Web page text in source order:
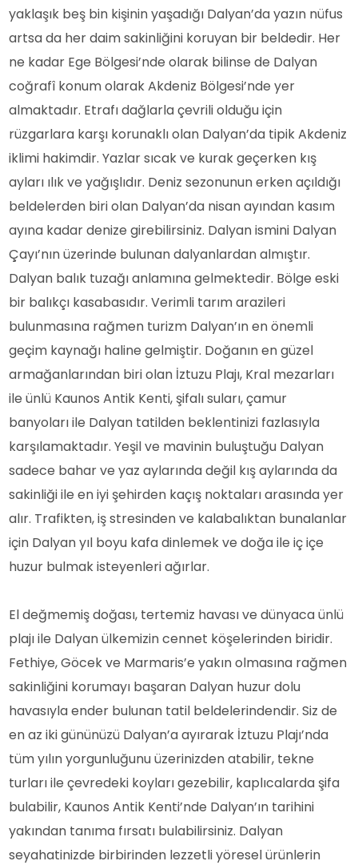
yaklaşık beş bin kişinin yaşadığı Dalyan’da yazın nüfus
artsa da her daim sakinliğini koruyan bir beldedir. Her
ne kadar Ege Bölgesi’nde olarak bilinse de Dalyan
coğrafî konum olarak Akdeniz Bölgesi’nde yer
almaktadır. Etrafı dağlarla çevrili olduğu için
rüzgarlara karşı korunaklı olan Dalyan’da tipik Akdeniz
iklimi hakimdir. Yazlar sıcak ve kurak geçerken kış
ayları ılık ve yağışlıdır. Deniz sezonunun erken açıldığı
beldelerden biri olan Dalyan’da nisan ayından kasım
ayına kadar denize girebilirsiniz. Dalyan ismini Dalyan
Çayı’nın üzerinde bulunan dalyanlardan almıştır.
Dalyan balık tuzağı anlamına gelmektedir. Bölge eski
bir balıkçı kasabasıdır. Verimli tarım arazileri
bulunmasına rağmen turizm Dalyan’ın en önemli
geçim kaynağı haline gelmiştir. Doğanın en güzel
armağanlarından biri olan İztuzu Plajı, Kral mezarları
ile ünlü Kaunos Antik Kenti, şifalı suları, çamur
banyoları ile Dalyan tatilden beklentinizi fazlasıyla
karşılamaktadır. Yeşil ve mavinin buluştuğu Dalyan
sadece bahar ve yaz aylarında değil kış aylarında da
sakinliği ile en iyi şehirden kaçış noktaları arasında yer
alır. Trafikten, iş stresinden ve kalabalıktan bunalanlar
için Dalyan yıl boyu kafa dinlemek ve doğa ile iç içe
huzur bulmak isteyenleri ağırlar.
El değmemiş doğası, tertemiz havası ve dünyaca ünlü
plajı ile Dalyan ülkemizin cennet köşelerinden biridir.
Fethiye, Göcek ve Marmaris’e yakın olmasına rağmen
sakinliğini korumayı başaran Dalyan huzur dolu
havasıyla ender bulunan tatil beldelerindendir. Siz de
en az iki gününüzü Dalyan’a ayırarak İztuzu Plajı’nda
tüm yılın yorgunluğunu üzerinizden atabilir, tekne
turları ile çevredeki koyları gezebilir, kaplıcalarda şifa
bulabilir, Kaunos Antik Kenti’nde Dalyan’ın tarihini
yakından tanıma fırsatı bulabilirsiniz. Dalyan
seyahatinizde birbirinden lezzetli yöresel ürünlerin